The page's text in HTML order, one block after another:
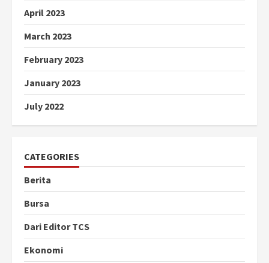
April 2023
March 2023
February 2023
January 2023
July 2022
CATEGORIES
Berita
Bursa
Dari Editor TCS
Ekonomi